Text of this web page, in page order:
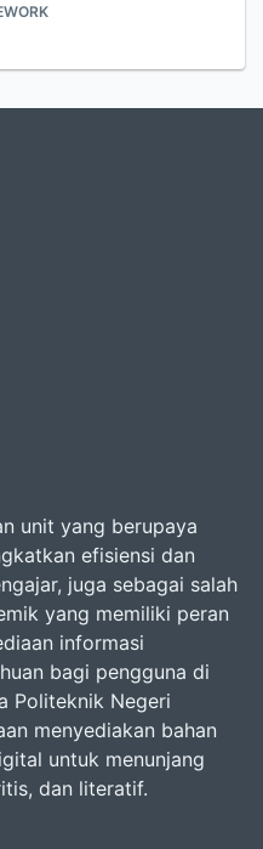
unit yang berupaya
efisiensi dan
juga sebagai salah
yang memiliki peran
informasi
bagi pengguna di
Politeknik Negeri
menyediakan bahan
untuk menunjang
dan literatif.